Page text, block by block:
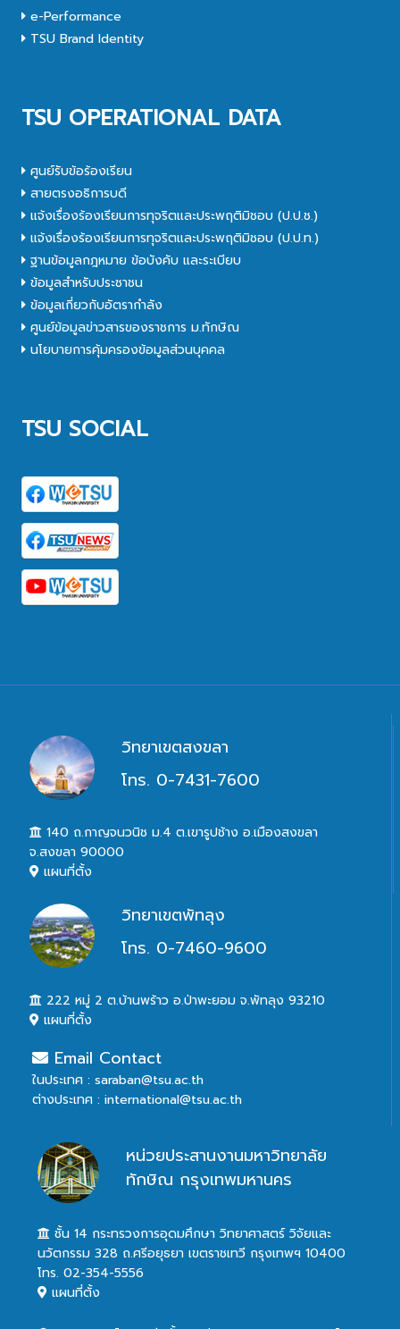
e-Performance
TSU Brand Identity
TSU OPERATIONAL DATA
ศูนย์รับข้อร้องเรียน
สายตรงอธิการบดี
แจ้งเรื่องร้องเรียนการทุจริตและประพฤติมิชอบ (ป.ป.ช.)
แจ้งเรื่องร้องเรียนการทุจริตและประพฤติมิชอบ (ป.ป.ท.)
ฐานข้อมูลกฎหมาย ข้อบังคับ และระเบียบ
ข้อมูลสำหรับประชาชน
ข้อมูลเกี่ยวกับอัตรากำลัง
ศูนย์ข้อมูลข่าวสารของราชการ ม.ทักษิณ
นโยบายการคุ้มครองข้อมูลส่วนบุคคล
TSU SOCIAL
วิทยาเขตสงขลา
โทร. 0-7431-7600
140 ถ.กาญจนวนิช ม.4 ต.เขารูปช้าง อ.เมืองสงขลา
จ.สงขลา 90000
แผนที่ตั้ง
วิทยาเขตพัทลุง
โทร. 0-7460-9600
222 หมู่ 2 ต.บ้านพร้าว อ.ป่าพะยอม จ.พัทลุง 93210
แผนที่ตั้ง
Email Contact
ในประเทศ : saraban@tsu.ac.th
ต่างประเทศ : international@tsu.ac.th
หน่วยประสานงานมหาวิทยาลัย
ทักษิณ กรุงเทพมหานคร
ชั้น 14 กระทรวงการอุดมศึกษา วิทยาศาสตร์ วิจัยและ
นวัตกรรม 328 ถ.ศรีอยุธยา เขตราชเทวี กรุงเทพฯ 10400
โทร. 02-354-5556
แผนที่ตั้ง